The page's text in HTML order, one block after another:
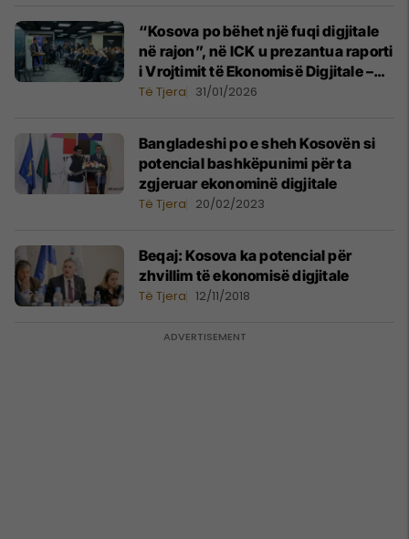
“Kosova po bëhet një fuqi digjitale
në rajon”, në ICK u prezantua raporti
i Vrojtimit të Ekonomisë Digjitale –
një pasqyrë e thuktë e tregut
Të Tjera 31/01/2026
Bangladeshi po e sheh Kosovën si
potencial bashkëpunimi për ta
zgjeruar ekonominë digjitale
Të Tjera 20/02/2023
Beqaj: Kosova ka potencial për
zhvillim të ekonomisë digjitale
Të Tjera 12/11/2018